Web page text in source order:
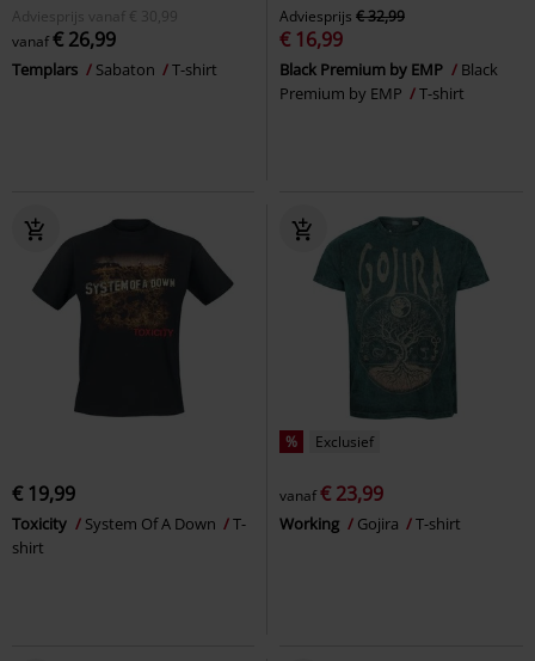
Adviesprijs
vanaf € 30,99
vanaf€ 26,99
Templars Sabaton T-shirt
Adviesprijs € 32,99
€ 16,99
Black Premium by EMP
Black
Premium by EMP
T-shirt
€ 19,99
Toxicity System Of A Down
T-
shirt
% Exclusief
vanaf€ 23,99
Working Gojira T-shirt